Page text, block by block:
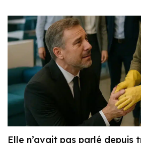
Elle n’avait pas parlé depuis